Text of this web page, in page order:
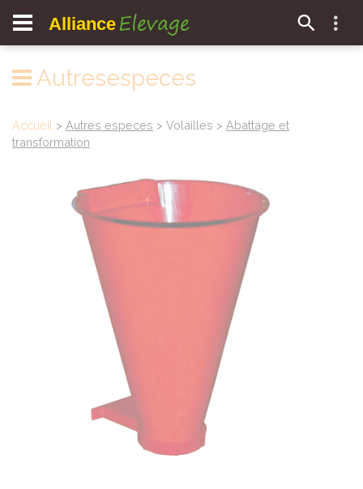
Alliance Elevage
Autresespeces
Accueil > Autres especes > Volailles > Abattage et
transformation